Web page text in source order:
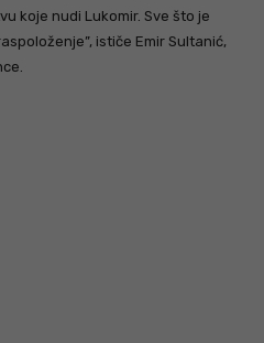
koje nudi Lukomir. Sve što je
ističe Emir Sultanić,